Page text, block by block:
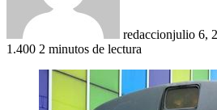
redaccionjulio 6,
1.400 2 minutos de lectura